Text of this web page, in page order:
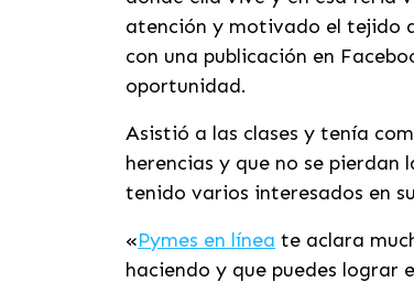
atención y motivado el tejido
con una publicación en
oportunidad.
Asistió a las clases y tenía
herencias y que no se pierdan
tenido varios interesados en
«Pymes en línea te aclara
haciendo y que puedes lograr